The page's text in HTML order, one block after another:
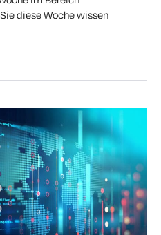
diese Woche wissen